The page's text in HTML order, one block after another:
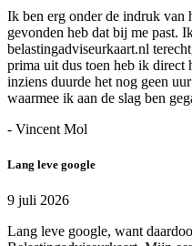
Ik ben erg onder de indruk van
gevonden heb dat bij me past.
belastingadviseurkaart.nl
prima uit dus toen heb ik
inziens duurde het nog geen
waarmee ik aan de slag ben
- Vincent Mol
Lang leve google
9 juli 2026
Lang leve google, want